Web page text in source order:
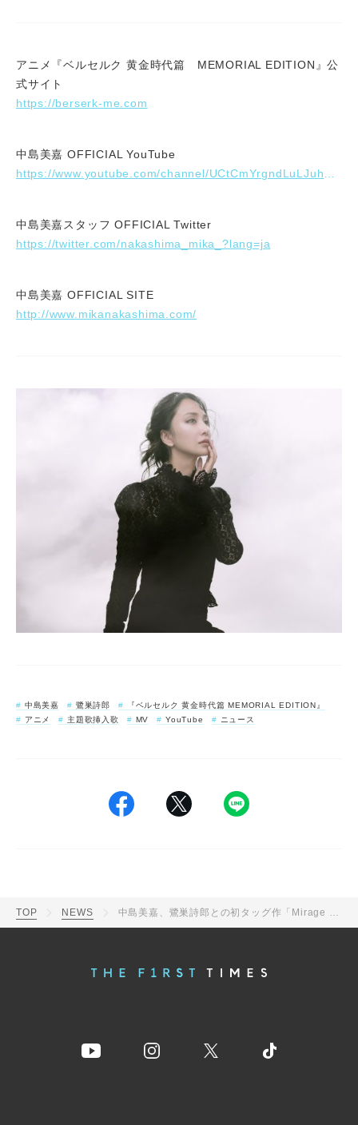
アニメ『ベルセルク 黄金時代篇 MEMORIAL EDITION』公
式サイト
https://berserk-me.com
中島美嘉 OFFICIAL YouTube
中島美嘉スタッフ OFFICIAL Twitter
https://twitter.com/nakashima_mika_?lang=ja
中島美嘉 OFFICIAL SITE
http://www.mikanakashima.com/
中島美嘉 鷺巣詩郎
『ベルセルク 黄金時代篇 MEMORIAL EDITION』
アニメ
主題歌挿入歌 MV YouTube ニュース
TOP NEWS 中島美嘉、鷺巣詩郎との初タッグ作「Mirage with Shiro SAGISU」のダイジェストムービー公開